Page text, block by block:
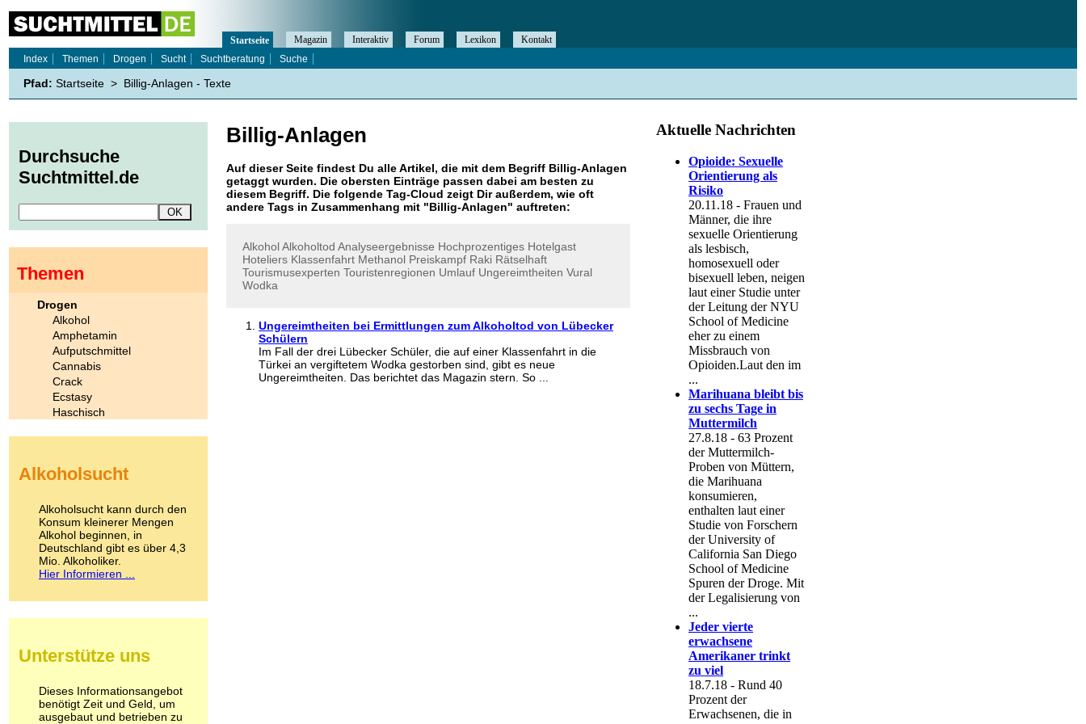
Billig-Anlagen
Auf dieser Seite findest Du alle Artikel, die mit dem Begriff Billig-Anlagen
getaggt wurden. Die obersten Einträge passen dabei am besten zu
diesem Begriff. Die folgende Tag-Cloud zeigt Dir außerdem, wie oft
andere Tags in Zusammenhang mit "Billig-Anlagen" auftreten:
AlkoholAlkoholtod Analyseergebnisse Hochprozentiges Hotelgast
Hoteliers Klassenfahrt Methanol Preiskampf Raki Rätselhaft
Tourismusexperten Touristenregionen Umlauf Ungereimtheiten Vural
Wodka
Ungereimtheiten bei Ermittlungen zum Alkoholtod von Lübecker
Schülern
Im Fall der drei Lübecker Schüler, die auf einer Klassenfahrt in die
Türkei an vergiftetem Wodka gestorben sind, gibt es neue
Ungereimtheiten. Das berichtet das Magazin stern. So ...
Startseite Magazin Interaktiv Forum Lexikon
Kontakt
Index
Themen Drogen Sucht Suchtberatung Suche
Pfad: Startseite > Billig-Anlagen - Texte
Durchsuche
Suchtmittel.de
Themen
Drogen
Alkohol
Amphetamin
Aufputschmittel
Cannabis
Crack
Ecstasy
Haschisch
Kokain
LSD
Marihuana
Medikamente
Meskalin
Metamphetamin
Methadon
Pilze
Psychopharmaka
Schlafmittel
Schmerzmittel
Alkoholsucht
Alkoholsucht kann durch den
Konsum kleinerer Mengen
Alkohol beginnen, in
Deutschland gibt es über 4,3
Mio. Alkoholiker.
Hier Informieren ...
Unterstütze uns
Dieses Informationsangebot
benötigt Zeit und Geld, um
ausgebaut und betrieben zu